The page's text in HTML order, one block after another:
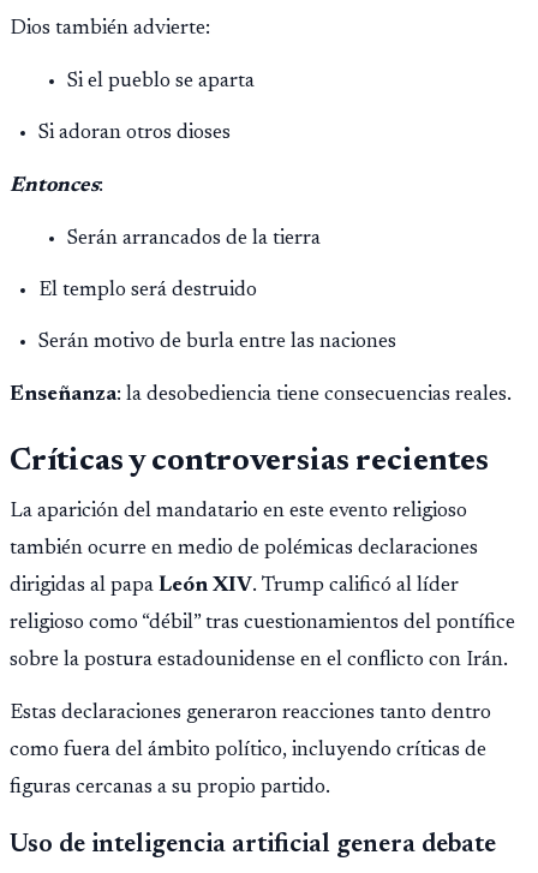
Dios también advierte:
Si el pueblo se aparta
Si adoran otros dioses
Entonces:
Serán arrancados de la tierra
El templo será destruido
Serán motivo de burla entre las naciones
Enseñanza: la desobediencia tiene consecuencias reales.
Críticas y controversias recientes
La aparición del mandatario en este evento religioso
también ocurre en medio de polémicas declaraciones
dirigidas al papa León XIV. Trump calificó al líder
religioso como “débil” tras cuestionamientos del pontífice
sobre la postura estadounidense en el conflicto con Irán.
Estas declaraciones generaron reacciones tanto dentro
como fuera del ámbito político, incluyendo críticas de
figuras cercanas a su propio partido.
Uso de inteligencia artificial genera debate